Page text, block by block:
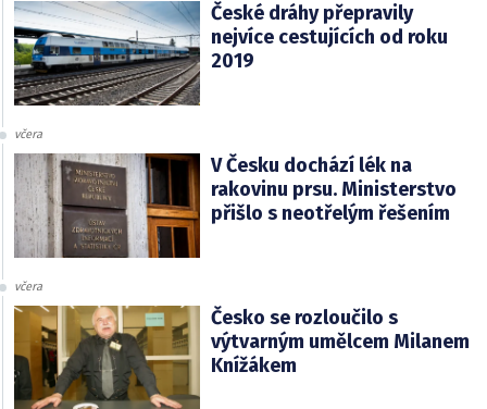
České dráhy přepravily
nejvíce cestujících od roku
2019
včera
V Česku dochází lék na
rakovinu prsu. Ministerstvo
přišlo s neotřelým řešením
včera
Česko se rozloučilo s
výtvarným umělcem Milanem
Knížákem